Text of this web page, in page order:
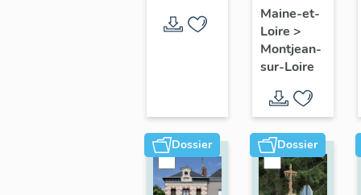
de
Montjean-
sur-
Loire
Maine-et-
Loire >
Montjean-
sur-Loire
Dossier Dossier